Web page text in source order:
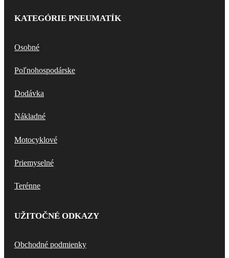
KATEGÓRIE PNEUMATÍK
Osobné
Poľnohospodárske
Dodávka
Nákladné
Motocyklové
Priemyselné
Terénne
UŽITOČNÉ ODKAZY
Obchodné podmienky